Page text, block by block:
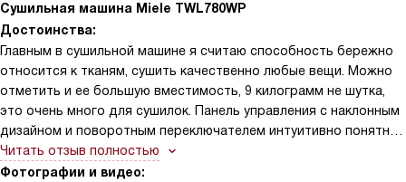
Сушильная машина Miele TWL780WP
Достоинства:
Главным в сушильной машине я считаю способность бережно
относится к тканям, сушить качественно любые вещи. Можно
отметить и ее большую вместимость, 9 килограмм не шутка,
это очень много для сушилок. Панель управления с наклонным
дизайном и поворотным переключателем интуитивно понятна,
поэтому управлять машиной сможет каждый. Функция
отложенного старта до 24 часов дает возможность настроить
Читать отзыв полностью
Фотографии и видео: